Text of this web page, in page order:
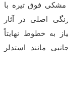
مشکی فوق تیره با
اصلی در آثار
به خطوط نهایتاً
مانند استدلر